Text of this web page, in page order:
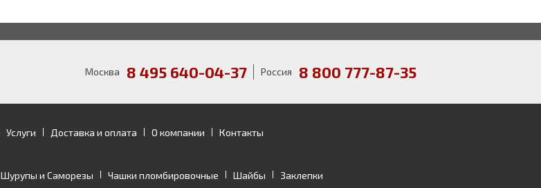
Москва 8 495 640-04-37 Россия 8 800 777-87-35
Услуги Доставка и оплата О компании Контакты
Шурупы и Саморезы Чашки пломбировочные Шайбы Заклепки